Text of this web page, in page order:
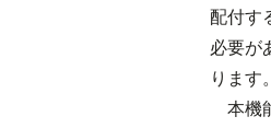
配付す
必要が
ります。
本機